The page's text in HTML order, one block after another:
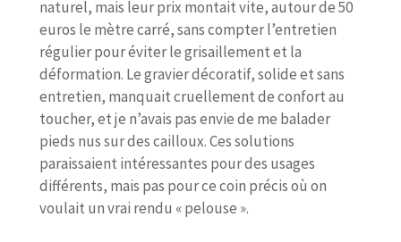
naturel, mais leur prix montait vite, autour de 50
euros le mètre carré, sans compter l’entretien
régulier pour éviter le grisaillement et la
déformation. Le gravier décoratif, solide et sans
entretien, manquait cruellement de confort au
toucher, et je n’avais pas envie de me balader
pieds nus sur des cailloux. Ces solutions
paraissaient intéressantes pour des usages
différents, mais pas pour ce coin précis où on
voulait un vrai rendu « pelouse ».